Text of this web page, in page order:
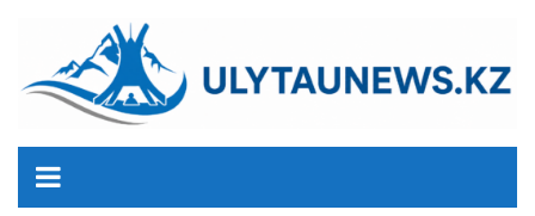
содержанию